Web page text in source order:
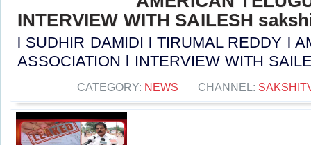
INTERVIEW WITH SAILESH
l SUDHIR DAMIDI l TIRUMAL REDDY l
ASSOCIATION l INTERVIEW WITH
CATEGORY: NEWS CHANNEL: